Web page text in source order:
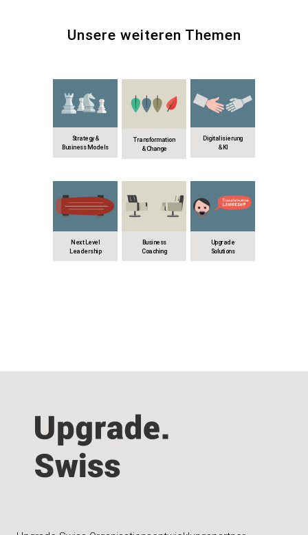
Unsere weiteren Themen
Strategy &
Business Models
Transformation
& Change
Digitalisierung
& KI
Next Level
Leadership
Business
Coaching
Upgrade
Solutions